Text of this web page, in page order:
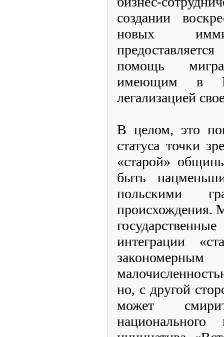
создании
новых
помощь
имеющим в
легализацией
В целом, это
статуса точки
«старой»
быть
польскими
происхождения.
интеграции
но, с другой
может